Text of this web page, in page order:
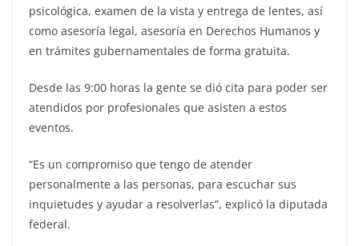
psicológica, examen de la vista y entrega de lentes, así
como asesoría legal, asesoría en Derechos Humanos y
en trámites gubernamentales de forma gratuita.
Desde las 9:00 horas la gente se dió cita para poder ser
atendidos por profesionales que asisten a estos
eventos.
“Es un compromiso que tengo de atender
personalmente a las personas, para escuchar sus
inquietudes y ayudar a resolverlas”, explicó la diputada
federal.